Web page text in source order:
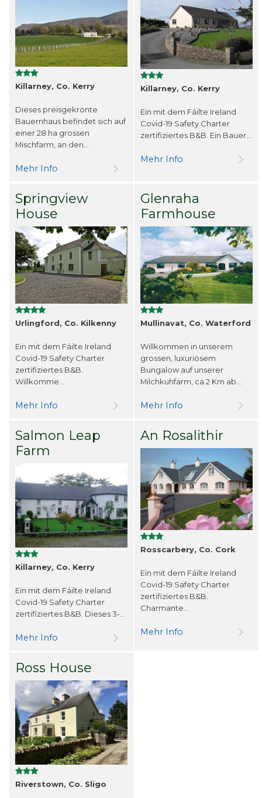
Killarney, Co. Kerry
Dieses preisgekrönte
Bauernhaus befindet sich auf
einer 28 ha grossen
Mischfarm, an den...
Mehr Info
Killarney, Co. Kerry
Ein mit dem Fáilte Ireland
Covid-19 Safety Charter
zertifiziertes B&B. Ein Bauer...
Mehr Info
Springview
House
Urlingford, Co. Kilkenny
Ein mit dem Fáilte Ireland
Covid-19 Safety Charter
zertifiziertes B&B.
Willkomme...
Mehr Info
Glenraha
Farmhouse
Mullinavat, Co. Waterford
Willkommen in unserem
grossen, luxuriösem
Bungalow auf unserer
Milchkuhfarm, ca 2 Km ab...
Mehr Info
Salmon Leap
Farm
Killarney, Co. Kerry
Ein mit dem Fáilte Ireland
Covid-19 Safety Charter
zertifiziertes B&B. Dieses 3-...
Mehr Info
An Rosalithir
Rosscarbery, Co. Cork
Ein mit dem Fáilte Ireland
Covid-19 Safety Charter
zertifiziertes B&B.
Charmante...
Mehr Info
Ross House
Riverstown, Co. Sligo